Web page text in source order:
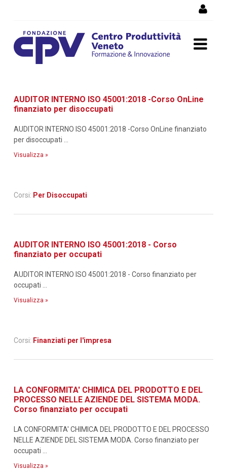
formazione
AUDITOR INTERNO ISO 45001:2018 -Corso OnLine
finanziato per disoccupati
AUDITOR INTERNO ISO 45001:2018 -Corso OnLine finanziato
per disoccupati ...
Visualizza »
Corsi: Per Disoccupati
AUDITOR INTERNO ISO 45001:2018 - Corso
finanziato per occupati
AUDITOR INTERNO ISO 45001:2018 - Corso finanziato per
occupati ...
Visualizza »
Corsi: Finanziati per l'impresa
LA CONFORMITA' CHIMICA DEL PRODOTTO E DEL
PROCESSO NELLE AZIENDE DEL SISTEMA MODA.
Corso finanziato per occupati
LA CONFORMITA' CHIMICA DEL PRODOTTO E DEL PROCESSO
NELLE AZIENDE DEL SISTEMA MODA. Corso finanziato per
occupati ...
Visualizza »